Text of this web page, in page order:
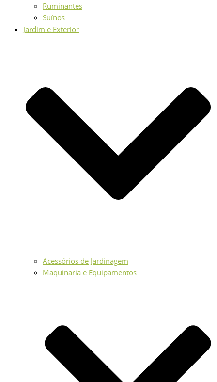
Ruminantes
Suínos
Jardim e Exterior
Acessórios de Jardinagem
Maquinaria e Equipamentos